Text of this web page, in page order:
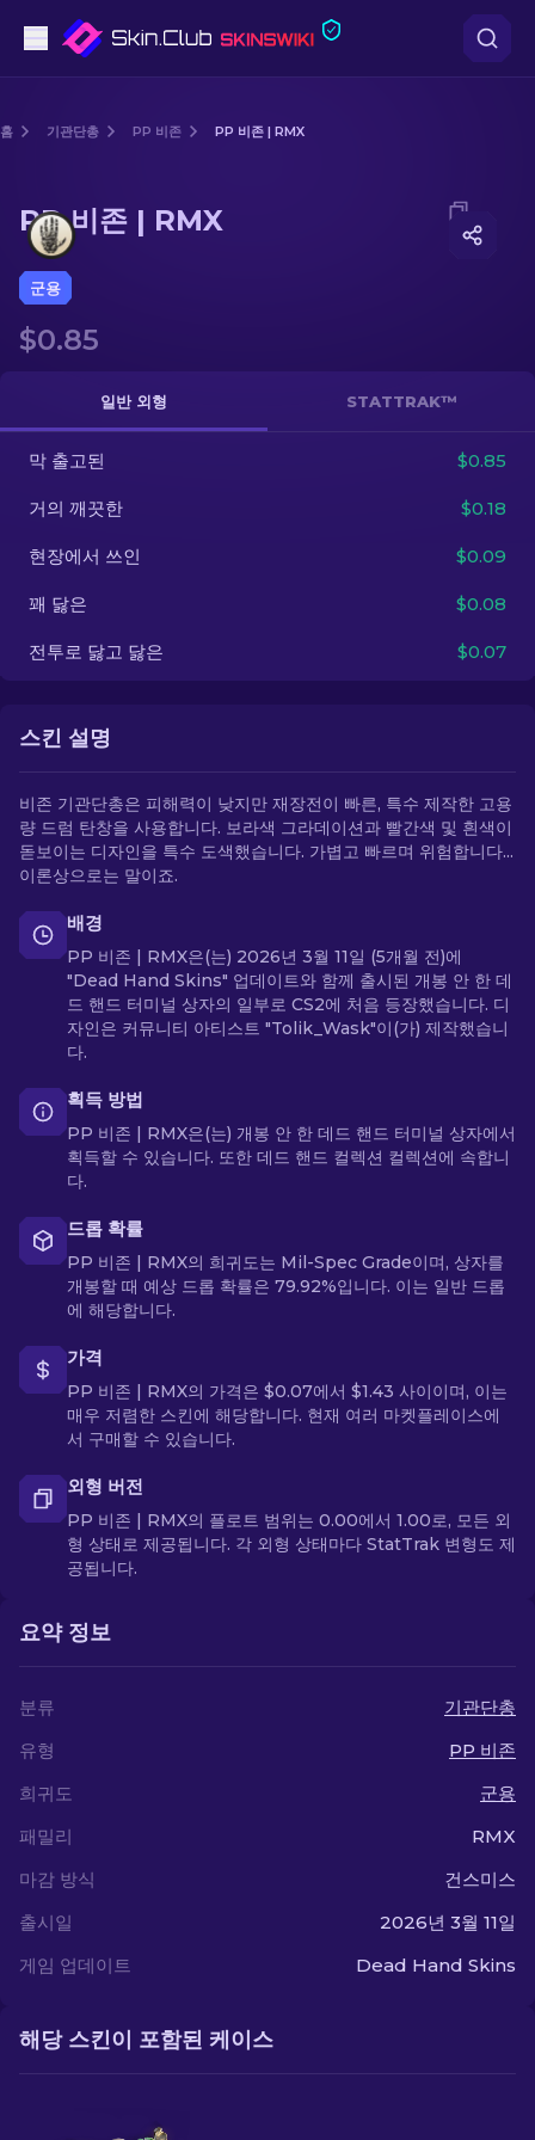
돌격소총
칼
장갑
케이스
기타
홈 기관단총 PP 비존 PP 비존 | RMX
Media of PP 비존 | RMX
PP 비존 | RMX
군용
$0.85
일반 외형 STATTRAK™
막 출고된 $0.85
거의 깨끗한 $0.18
현장에서 쓰인 $0.09
꽤 닳은 $0.08
전투로 닳고 닳은 $0.07
스킨 설명
비존 기관단총은 피해력이 낮지만 재장전이 빠른, 특수 제작한 고용
량 드럼 탄창을 사용합니다. 보라색 그라데이션과 빨간색 및 흰색이
돋보이는 디자인을 특수 도색했습니다. 가볍고 빠르며 위험합니다...
이론상으로는 말이죠.
배경
PP 비존 | RMX은(는) 2026년 3월 11일 (5개월 전)에
"Dead Hand Skins" 업데이트와 함께 출시된 개봉 안 한 데
드 핸드 터미널 상자의 일부로 CS2에 처음 등장했습니다. 디
자인은 커뮤니티 아티스트 "Tolik_Wask"이(가) 제작했습니
다.
획득 방법
PP 비존 | RMX은(는) 개봉 안 한 데드 핸드 터미널 상자에서
획득할 수 있습니다. 또한 데드 핸드 컬렉션 컬렉션에 속합니
다.
드롭 확률
PP 비존 | RMX의 희귀도는 Mil-Spec Grade이며, 상자를
개봉할 때 예상 드롭 확률은 79.92%입니다. 이는 일반 드롭
에 해당합니다.
가격
PP 비존 | RMX의 가격은 $0.07에서 $1.43 사이이며, 이는
매우 저렴한 스킨에 해당합니다. 현재 여러 마켓플레이스에
서 구매할 수 있습니다.
외형 버전
PP 비존 | RMX의 플로트 범위는 0.00에서 1.00로, 모든 외
형 상태로 제공됩니다. 각 외형 상태마다 StatTrak 변형도 제
공됩니다.
요약 정보
분류
기관단총
유형
PP 비존
희귀도
군용
패밀리
RMX
마감 방식
건스미스
출시일
2026년 3월 11일
게임 업데이트
Dead Hand Skins
해당 스킨이 포함된 케이스